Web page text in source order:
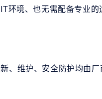
环境、也无需配备专业
、维护、安全防护均由